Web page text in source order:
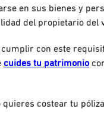
en sus bienes y
del propietario del
con este
cuides tu patrimonio
costear tu